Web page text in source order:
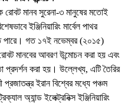
রোবট মানব সুরেনা-৩ মানুষের মতোই
ইঞ্জিনিয়ারিং মার্বেল পাথর
পারে। গত ১৭ই নভেম্বর (২০১৫)
মানবের আবরণ উন্মোচন করা হয় এবং
প্রদর্শন করা হয়। উল্লেখ্য, এটি তৈরির
ইরান বিশ্বের মধ্যে পঞ্চম
অ্যান্ড ইলেক্ট্রনিক্স ইঞ্জিনিয়ারিং